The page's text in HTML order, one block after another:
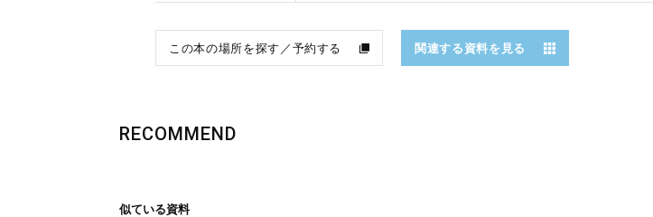
この本の場所を探す／予約する 関連する資料を見る
RECOMMEND
似ている資料